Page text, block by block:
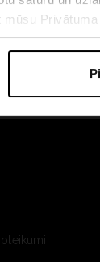
Privātuma
VEIKALU